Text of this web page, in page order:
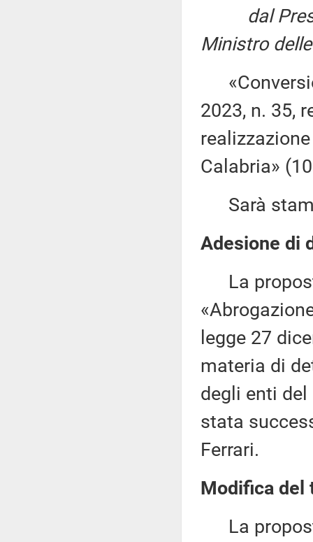
dal
Ministro
2023, n. 35,
Calabria»
Sarà
Adesione di
La
legge 27
materia di
degli enti
stata
Ferrari.
Modifica del
La